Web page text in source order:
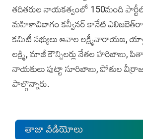
తదితరుల నాయకత్వంలో 150మంది
మహిళావిబాగం కన్వీనర్ కానేటి
కమిటీ సభ్యులు ఆవాల లక్ష్మీనారాయణ,
లక్ష్మి, మాజీ కౌన్సిలర్లు నేతల హరిబాబు,
నాయకులు పుట్టా సూరిబాబు, పోతుల
పాల్గొన్నారు.
తాజా వీడియోలు